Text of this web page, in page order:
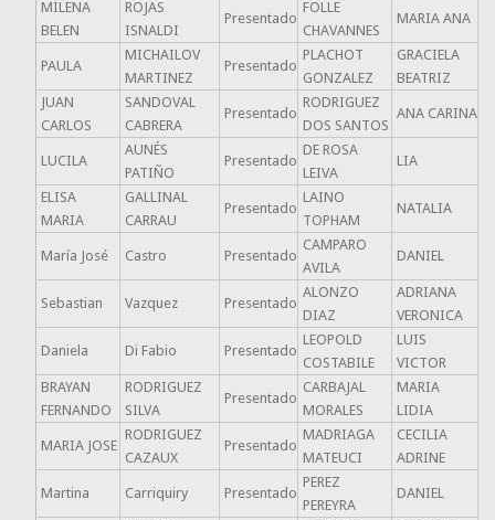
MILENA
BELEN
ROJAS
ISNALDI
Presentado
FOLLE
CHAVANNES
MARIA ANA
PAULA
MICHAILOV
MARTINEZ
Presentado
PLACHOT
GONZALEZ
GRACIELA
BEATRIZ
JUAN
CARLOS
SANDOVAL
CABRERA
Presentado
RODRIGUEZ
DOS SANTOS
ANA CARINA
LUCILA
AUNÉS
PATIÑO
Presentado
DE ROSA
LEIVA
LIA
ELISA
MARIA
GALLINAL
CARRAU
Presentado
LAINO
TOPHAM
NATALIA
María José Castro Presentado
CAMPARO
AVILA
DANIEL
Sebastian Vazquez Presentado
ALONZO
DIAZ
ADRIANA
VERONICA
Daniela Di Fabio Presentado
LEOPOLD
COSTABILE
LUIS
VICTOR
BRAYAN
FERNANDO
RODRIGUEZ
SILVA
Presentado
CARBAJAL
MORALES
MARIA
LIDIA
MARIA JOSE
RODRIGUEZ
CAZAUX
Presentado
MADRIAGA
MATEUCI
CECILIA
ADRINE
Martina Carriquiry Presentado
PEREZ
PEREYRA
DANIEL